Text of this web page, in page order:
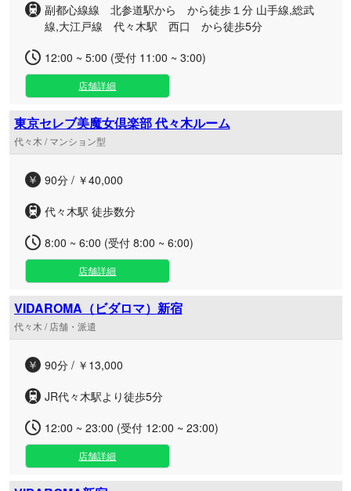
副都心線線 北参道駅から から徒歩１分 山手線,総武
線,大江戸線 代々木駅 西口 から徒歩5分
12:00 ~ 5:00 (受付 11:00 ~ 3:00)
店舗詳細
東京セレブ美魔女倶楽部 代々木ルーム
代々木 / マンション型
90分 / ￥40,000
代々木駅 徒歩数分
8:00 ~ 6:00 (受付 8:00 ~ 6:00)
店舗詳細
VIDAROMA（ビダロマ）新宿
代々木 / 店舗・派遣
90分 / ￥13,000
JR代々木駅より徒歩5分
12:00 ~ 23:00 (受付 12:00 ~ 23:00)
店舗詳細